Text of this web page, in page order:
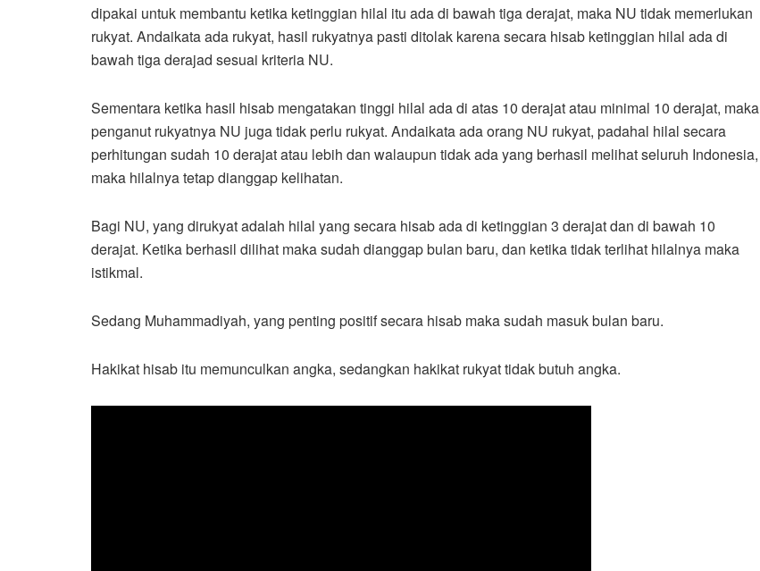
dipakai untuk membantu ketika ketinggian hilal itu ada di bawah tiga derajat, maka NU tidak memerlukan
rukyat. Andaikata ada rukyat, hasil rukyatnya pasti ditolak karena secara hisab ketinggian hilal ada di
bawah tiga derajad sesuai kriteria NU.
Sementara ketika hasil hisab mengatakan tinggi hilal ada di atas 10 derajat atau minimal 10 derajat, maka
penganut rukyatnya NU juga tidak perlu rukyat. Andaikata ada orang NU rukyat, padahal hilal secara
perhitungan sudah 10 derajat atau lebih dan walaupun tidak ada yang berhasil melihat seluruh Indonesia,
maka hilalnya tetap dianggap kelihatan.
Bagi NU, yang dirukyat adalah hilal yang secara hisab ada di ketinggian 3 derajat dan di bawah 10
derajat. Ketika berhasil dilihat maka sudah dianggap bulan baru, dan ketika tidak terlihat hilalnya maka
istikmal.
Sedang Muhammadiyah, yang penting positif secara hisab maka sudah masuk bulan baru.
Hakikat hisab itu memunculkan angka, sedangkan hakikat rukyat tidak butuh angka.